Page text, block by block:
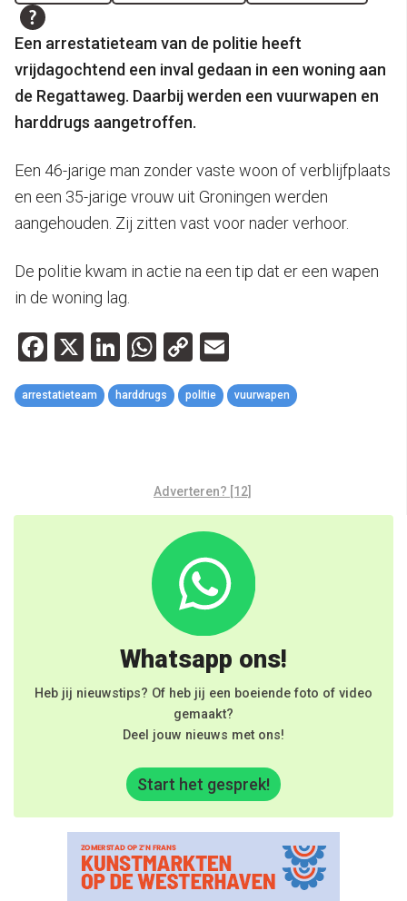
Een arrestatieteam van de politie heeft
vrijdagochtend een inval gedaan in een woning aan
de Regattaweg. Daarbij werden een vuurwapen en
harddrugs aangetroffen.
Een 46-jarige man zonder vaste woon of verblijfplaats
en een 35-jarige vrouw uit Groningen werden
aangehouden. Zij zitten vast voor nader verhoor.
De politie kwam in actie na een tip dat er een wapen
in de woning lag.
Facebook
X LinkedIn
WhatsApp
Copy
Link
arrestatieteam harddrugs politie vuurwapen
Adverteren? [12]
Whatsapp ons!
Heb jij nieuwstips? Of heb jij een boeiende foto of video
gemaakt?
Deel jouw nieuws met ons!
Start het gesprek!